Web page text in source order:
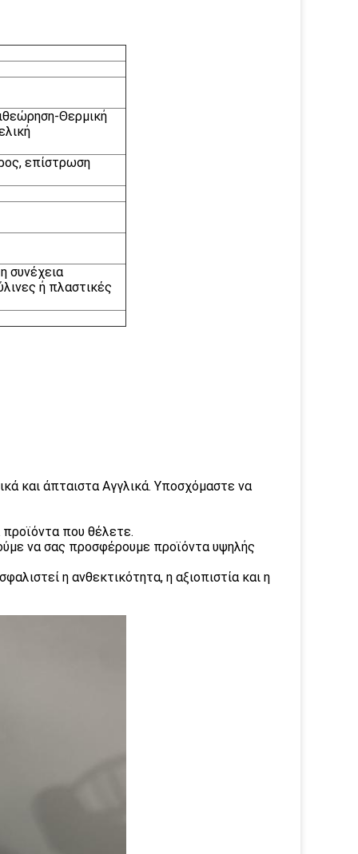
Θερμική
επίστρωση
συνέχεια
ή πλαστικές
και άπταιστα Αγγλικά. Υποσχόμαστε να
που θέλετε.
να σας προσφέρουμε προϊόντα υψηλής
η ανθεκτικότητα, η αξιοπιστία και η